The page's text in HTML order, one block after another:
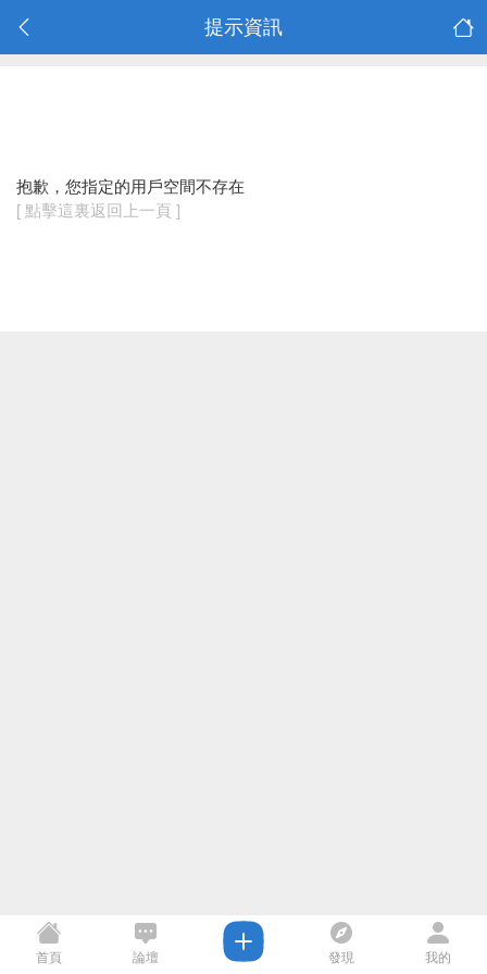
提示資訊
抱歉，您指定的用戶空間不存在
[ 點擊這裏返回上一頁 ]
首頁 論壇 發現 我的